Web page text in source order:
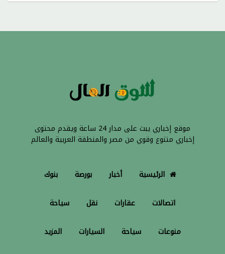
موقع إخباري يبث على مدار 24 ساعة ويقدم محتوى
إخباري متنوع وقوي من مصر والمنطقة العربية والعالم
الرئيسية أخبار بورصة بنوك
اتصالات عقارات نقل سياحة
منوعات سياحة السيارات المزيد